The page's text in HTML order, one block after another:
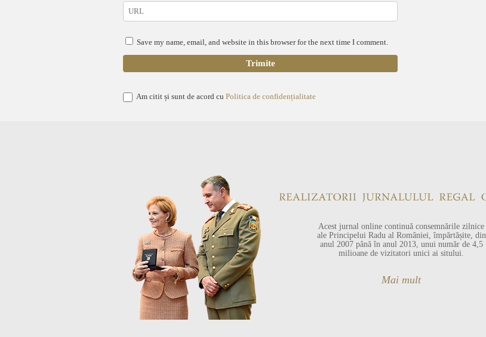
Save my name, email, and website in this browser for the next time I comment.
Am citit și sunt de acord cu Politica de confidențialitate
Acest jurnal online continuă consemnările zilnice
ale Principelui Radu al României, împărtășite, din
anul 2007 până în anul 2013, unui număr de 4,5
milioane de vizitatori unici ai sitului.
Mai mult